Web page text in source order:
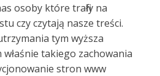
osoby które trafiły na
czy czytają nasze treści.
tym wyższa
właśnie takiego zachowania
stron www